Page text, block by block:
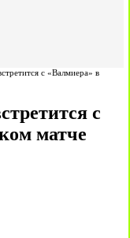
с «Валмиера» в
с
матче